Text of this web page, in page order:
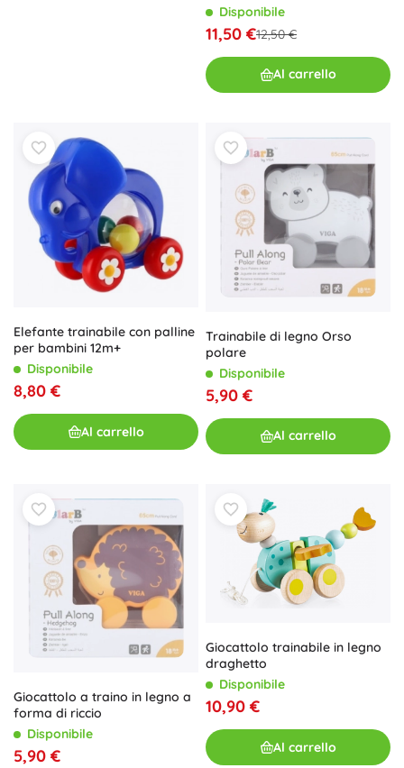
Disponibile
11,50 €12,50 €
Al carrello
Elefante trainabile con palline
per bambini 12m+
Disponibile
8,80 €
Al carrello
Trainabile di legno Orso
polare
Disponibile
5,90 €
Al carrello
Giocattolo a traino in legno a
forma di riccio
Disponibile
5,90 €
Giocattolo trainabile in legno
draghetto
Disponibile
10,90 €
Al carrello